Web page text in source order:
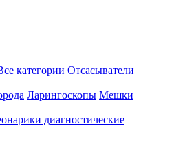
категории Отсасыватели
Ларингоскопы Мешки
диагностические